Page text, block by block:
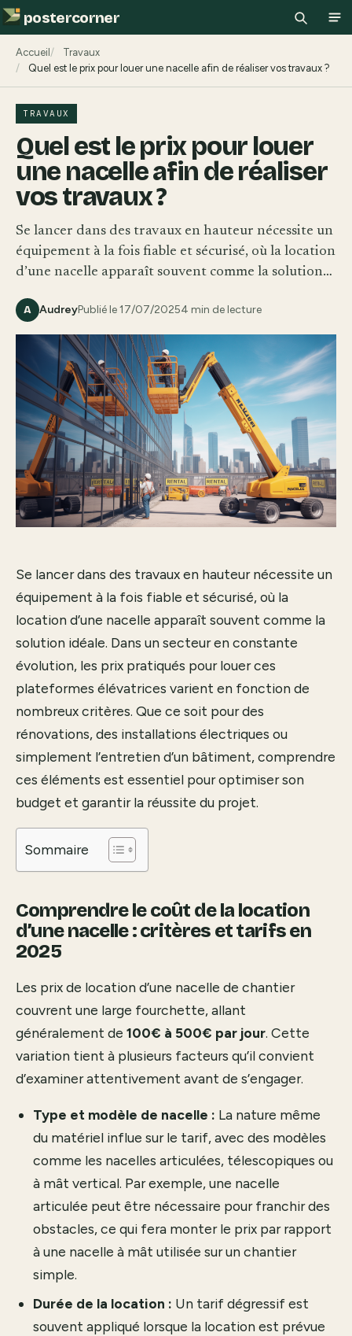
postercorner
Accueil
Travaux
Quel est le prix pour louer une nacelle afin de réaliser vos travaux ?
TRAVAUX
Quel est le prix pour louer
une nacelle afin de réaliser
vos travaux ?
Se lancer dans des travaux en hauteur nécessite un
équipement à la fois fiable et sécurisé, où la location
d’une nacelle apparaît souvent comme la solution…
A AudreyPublié le 17/07/20254 min de lecture
Se lancer dans des travaux en hauteur nécessite un
équipement à la fois fiable et sécurisé, où la
location d’une nacelle apparaît souvent comme la
solution idéale. Dans un secteur en constante
évolution, les prix pratiqués pour louer ces
plateformes élévatrices varient en fonction de
nombreux critères. Que ce soit pour des
rénovations, des installations électriques ou
simplement l’entretien d’un bâtiment, comprendre
ces éléments est essentiel pour optimiser son
budget et garantir la réussite du projet.
Sommaire
Comprendre le coût de la location
d’une nacelle : critères et tarifs en
2025
Les prix de location d’une nacelle de chantier
couvrent une large fourchette, allant
généralement de 100€ à 500€ par jour. Cette
variation tient à plusieurs facteurs qu’il convient
d’examiner attentivement avant de s’engager.
Type et modèle de nacelle : La nature même
du matériel influe sur le tarif, avec des modèles
comme les nacelles articulées, télescopiques ou
à mât vertical. Par exemple, une nacelle
articulée peut être nécessaire pour franchir des
obstacles, ce qui fera monter le prix par rapport
à une nacelle à mât utilisée sur un chantier
simple.
Durée de la location : Un tarif dégressif est
souvent appliqué lorsque la location est prévue